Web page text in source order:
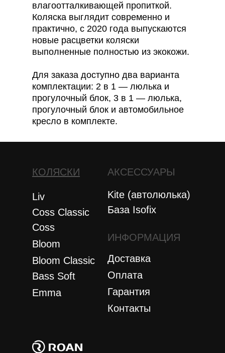
влагоотталкивающей пропиткой.
Коляска выглядит современно и
практично, c 2020 года выпускаются
новые расцветки коляски
выполненные полностью из экокожи.
Для заказа доступно два варианта
комплектации: 2 в 1 — люлька и
прогулочный блок, 3 в 1 — люлька,
прогулочный блок и автомобильное
кресло в комплекте.
КОЛЯСКИ АКСЕССУАРЫ
ИНФОРМАЦИЯ
Coss Classic
Kite (автолюлька)
Coss
Доставка
База Isofix
Bloom
Оплата
Bloom Сlassic
Гарантия
Liv
Контакты
Bass Soft
Emma